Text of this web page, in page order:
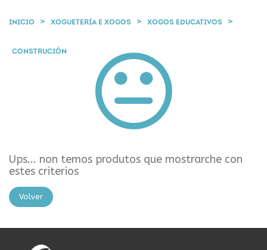
INICIO XOGUETERÍA E XOGOS XOGOS EDUCATIVOS
CONSTRUCIÓN
Ups... non temos produtos que mostrarche con
estes criterios
Volver